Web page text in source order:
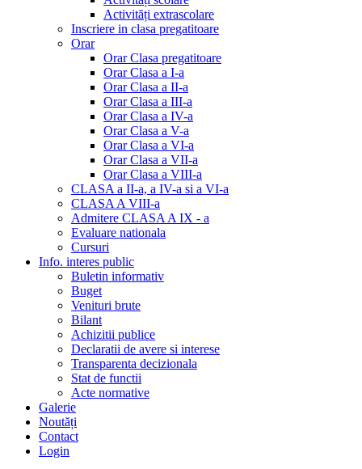
Activități extrascolare
Inscriere in clasa pregatitoare
Orar
Orar Clasa pregatitoare
Orar Clasa a I-a
Orar Clasa a II-a
Orar Clasa a III-a
Orar Clasa a IV-a
Orar Clasa a V-a
Orar Clasa a VI-a
Orar Clasa a VII-a
Orar Clasa a VIII-a
CLASA a II-a, a IV-a si a VI-a
CLASA A VIII-a
Admitere CLASA A IX - a
Evaluare nationala
Cursuri
Info. interes public
Buletin informativ
Buget
Venituri brute
Bilant
Achizitii publice
Declaratii de avere si interese
Transparenta decizionala
Stat de functii
Acte normative
Galerie
Noutăți
Contact
Login